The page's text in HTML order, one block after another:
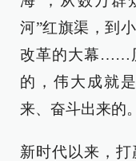
河”红旗渠，到
改革的大幕……
的，伟大成就
来、奋斗出来的。
新时代以来，